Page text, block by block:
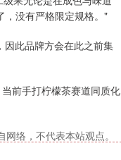
，没有严格限定规格。"
因此品牌方会在此之前集
前手打柠檬茶赛道同质化
络，不代表本站观点。